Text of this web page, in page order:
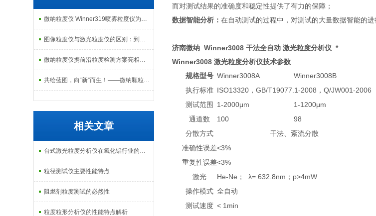
微纳粒度仪 Winner319喷雾粒度仪为天津大学热力燃烧前沿研究筑牢数据根基
图像粒度仪与激光粒度仪的区别：到底该选哪一种？
微纳粒度仪携前沿粒度检测方案亮相珠海，共探粉体产业精密化发展新路径
共绘蓝图，向“新”而生！——微纳颗粒共庆第十五届全国颗粒测试学术会议暨2025全国粉体测试技术应用研讨会
相关文章
台式激光粒度分析仪在氧化铝行业的应用
粒径测试仪主要性能特点
阻燃剂粒度测试的必然性
粒度粒形分析仪的性能特点解析
而对测试结果的准确度和稳定性提供了有力的保障；
数据智能分析：在自动测试的过程中，对测试的大量数据智能的
济南微纳 Winner3008 干法全自动 激光粒度分析仪 *
Winner3008激光粒度分析仪技术参数
规格型号 Winner3008A
Winner3008B
执行标准 ISO13320，GB/T19077.1-2008，Q/JW001-2006
测试范围
1-2000μm
1-1200μm
通道数
100
98
分散方式
干法、紊流分散
准确性误差<3%
重复性误差<3%
激光
He-Ne； λ= 632.8nm；p>4mW
操作模式 全自动
测试速度 < 1min